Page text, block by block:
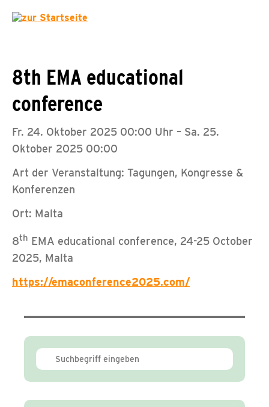
8th EMA educational
conference
Fr. 24. Oktober 2025 00:00 Uhr – Sa. 25.
Oktober 2025 00:00
Art der Veranstaltung: Tagungen, Kongresse &
Konferenzen
Ort: Malta
8th EMA educational conference, 24-25 October
2025, Malta
https://emaconference2025.com/